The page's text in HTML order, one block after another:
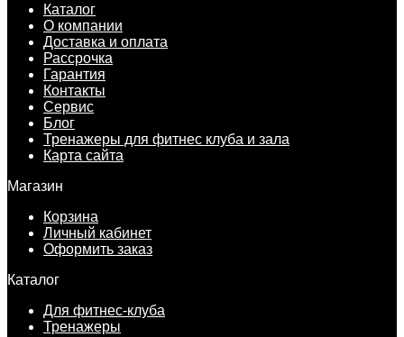
Каталог
О компании
Доставка и оплата
Рассрочка
Гарантия
Контакты
Сервис
Блог
Тренажеры для фитнес клуба и зала
Карта сайта
Магазин
Корзина
Личный кабинет
Оформить заказ
Каталог
Для фитнес-клуба
Тренажеры